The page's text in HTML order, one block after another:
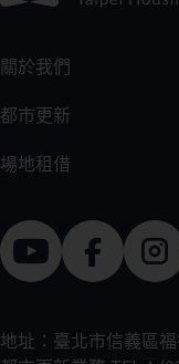
關於我們
都市更新
場地租借
地址：臺北市信義區